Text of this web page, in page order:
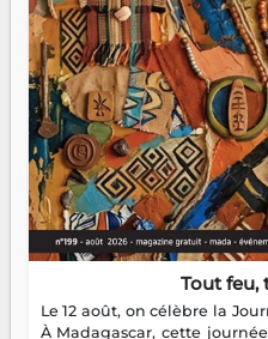
Tout feu,
Le 12 août, on célèbre la
À Madagascar, cette